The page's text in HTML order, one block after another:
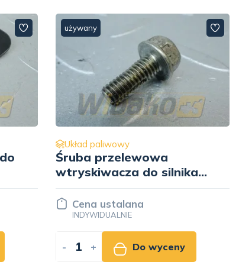
używany
Układ paliwowy
Tłoczek listwy pompy
wtryskowej do silnika
Kubota V2403 1A021-
54160Cena ustalana
INDYWIDUALNIE
- + Do wyceny